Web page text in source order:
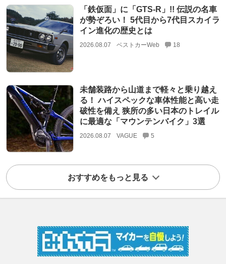
「鉄仮面」に「GTS-R」!! 伝説の名車
が勢ぞろい！ 5代目から7代目スカイラ
イン進化の歴史とは
2026.08.07 ベストカーWeb 18
未舗装路から山道まで軽々と乗り越え
る！ ハイスペックな車体性能と高い走
破性を備え 狭所の多い日本のトレイル
に最適な「マウンテンバイク」3選
2026.08.07 VAGUE 5
おすすめをもっと見る